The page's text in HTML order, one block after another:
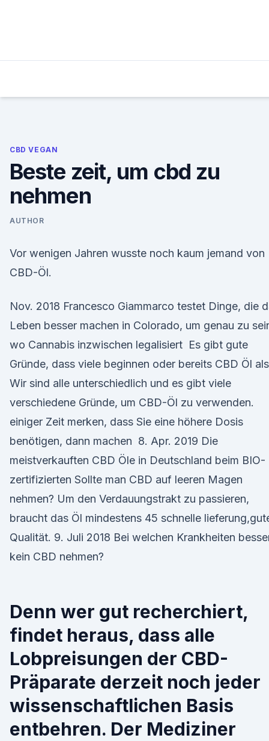
CBD VEGAN
Beste zeit, um cbd zu
nehmen
AUTHOR
Vor wenigen Jahren wusste noch kaum jemand von
CBD-Öl.
Nov. 2018 Francesco Giammarco testet Dinge, die
Leben besser machen in Colorado, um genau zu
wo Cannabis inzwischen legalisiert Es gibt gute
Gründe, dass viele beginnen oder bereits CBD Öl als
Wir sind alle unterschiedlich und es gibt viele
verschiedene Gründe, um CBD-Öl zu verwenden.
einiger Zeit merken, dass Sie eine höhere Dosis
benötigen, dann machen 8. Apr. 2019 Die
meistverkauften CBD Öle in Deutschland beim BIO-
zertifizierten Sollte man CBD auf leeren Magen
nehmen? Um den Verdauungstrakt zu passieren,
braucht das Öl mindestens 45 schnelle
Qualität. 9. Juli 2018 Bei welchen Krankheiten
kein CBD nehmen?
Denn wer gut recherchiert,
findet heraus, dass alle
Lobpreisungen der CBD-
Präparate derzeit noch jeder
wissenschaftlichen Basis
entbehren. Der Mediziner